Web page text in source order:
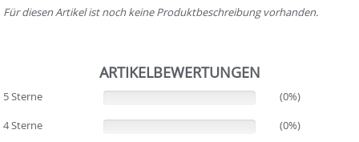
Für diesen Artikel ist noch keine Produktbeschreibung vorhanden.
ARTIKELBEWERTUNGEN
5 Sterne
(0%)
4 Sterne
(0%)